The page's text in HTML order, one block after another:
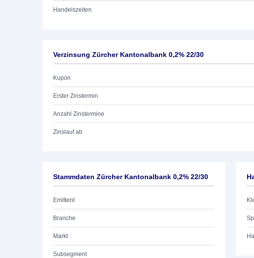
Handelszeiten
Verzinsung Zürcher Kantonalbank 0,2% 22/30
Kupon
Erster Zinstermin
Anzahl Zinstermine
Zinslauf ab
Stammdaten Zürcher Kantonalbank 0,2% 22/30
Emittent
Branche
Markt
Subsegment